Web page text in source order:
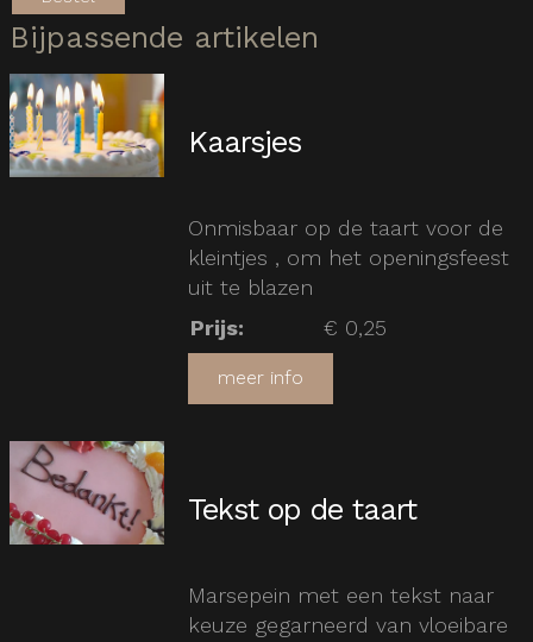
Bijpassende artikelen
Kaarsjes
Onmisbaar op de taart voor de
kleintjes , om het openingsfeest
uit te blazen
Prijs: € 0,25
meer info
Tekst op de taart
Marsepein met een tekst naar
keuze gegarneerd van vloeibare